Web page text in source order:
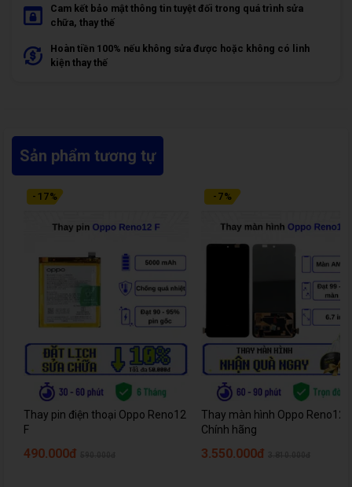
Cam kết bảo mật thông tin tuyệt đối trong quá trình sửa
chữa, thay thế
Hoàn tiền 100% nếu không sửa được hoặc không có linh
kiện thay thế
Sản phẩm tương tự
- 17%
Thay pin điện thoại Oppo Reno12
F
490.000đ
- 7%
Thay màn hình Oppo Reno12 -
Chính hãng
3.550.000đ